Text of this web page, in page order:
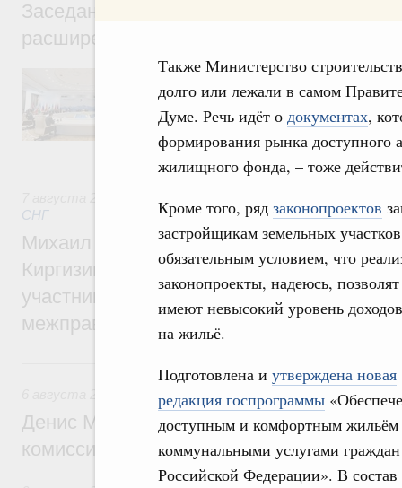
Также Министерство
долго или лежали в самом
Думе. Речь идёт о документах,
формирования рынка доступного
жилищного фонда, – тоже
Кроме того, ряд законопроектов
застройщикам земельных
обязательным условием, что
законопроекты, надеюсь,
имеют невысокий уровень
на жильё.
Подготовлена и утверждена новая
редакция госпрограммы
доступным и комфортным
коммунальными услугами граждан
Российской Федерации». В состав
Заседание Евразийского
расширенном составе
В повестке заседания актуальные задачи
числе совершенствование кооперации в
обеспечение продовольственной
железнодорожных перевозок,
рынка.
СНГ
Михаил Мишустин принял участие во
Киргизии Садыра Жапарова с главами
участников заседания Евразийского
межправительственного совета
Общие вопросы промышленной политики
Денис Мантуров провёл заседание
комиссии по промышленности